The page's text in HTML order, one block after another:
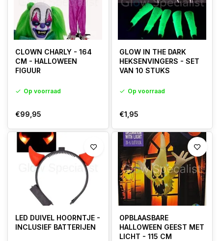
CLOWN CHARLY - 164
CM - HALLOWEEN
FIGUUR
Op voorraad
€99,95
GLOW IN THE DARK
HEKSENVINGERS - SET
VAN 10 STUKS
Op voorraad
€1,95
LED DUIVEL HOORNTJE -
INCLUSIEF BATTERIJEN
OPBLAASBARE
HALLOWEEN GEEST MET
LICHT - 115 CM